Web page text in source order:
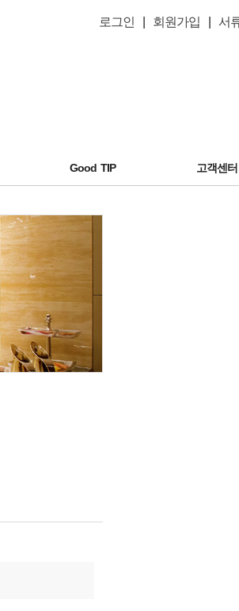
로그인 회원가입 서
Good TIP 고객센터